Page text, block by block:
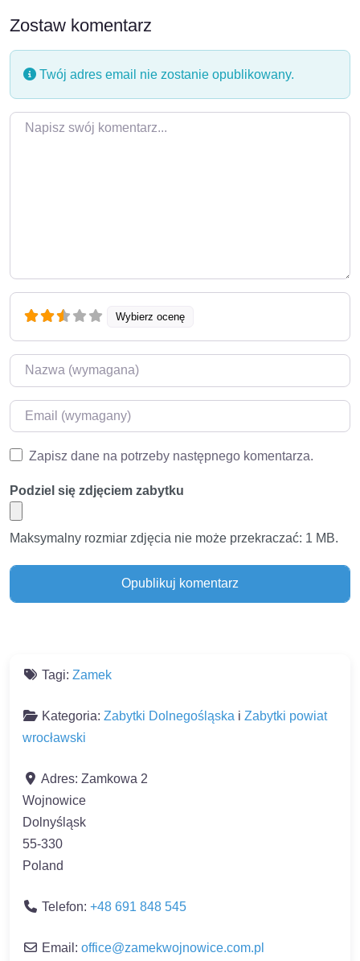
Zostaw komentarz
Twój adres email nie zostanie opublikowany.
Napisz swój komentarz…
Wybierz ocenę
Nazwa*
Email*
Zapisz dane na potrzeby następnego komentarza.
Podziel się zdjęciem zabytku
Maksymalny rozmiar zdjęcia nie może przekraczać: 1 MB.
Tagi: Zamek
Kategoria: Zabytki Dolnegośląska i Zabytki powiat
wrocławski
Adres: Zamkowa 2
Wojnowice
Dolnyśląsk
55-330
Poland
Telefon: +48 691 848 545
Email: office@zamekwojnowice.com.pl